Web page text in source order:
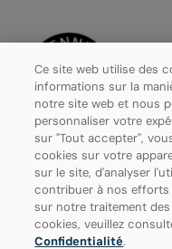
Politique de
Paramètres des cookies
Ce site web utilise des
informations sur la
notre site web et nous
personnaliser votre
sur "Tout accepter",
cookies sur votre
sur le site, d'analyser
contribuer à nos efforts
sur notre traitement
cookies, veuillez
Confidentialité.